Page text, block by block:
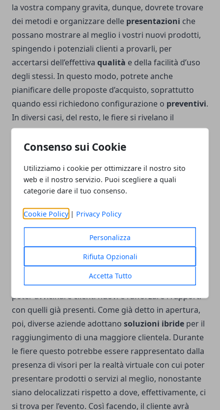
Consenso sui Cookie
Utilizziamo i cookie per ottimizzare il nostro sito
web e il nostro servizio. Puoi scegliere a quali
categorie dare il tuo consenso.
Cookie Policy | Privacy Policy
Personalizza
Rifiuta Opzionali
Accetta Tutto
la vostra company gravita, dunque, dovrete trovare
dei metodi e organizzare delle presentazioni che
possano mostrare al meglio i vostri nuovi prodotti,
spingendo i potenziali clienti a provarli, per
accertarsi dell’effettiva qualità e della facilità d’uso
degli stessi. In questo modo, potrete anche
pianificare delle proposte d’acquisto, soprattutto
quando essi richiedono configurazione o preventivi.
In diversi casi, del resto, le fiere si rivelano il
contesto migliore per poter concludere dei veri e
propri affari o dare inizio a delle collaborazioni,
insomma, durante una fiera si può mostrare
praticamente di tutto. Le
case automobilistiche
durante le fiere relative al mondo degli eventi e dei
matrimoni, le company di settore propongono
ricevimentio veri e propri piani per
impreziosire questa giornata nel migliore dei modi.
Attraverso le dimostrazioni ed il dialogo con la
clientela, le aziende hanno una possibilità in più per
poter avvicinare clienti nuovi e rafforzare i rapporti
con quelli già presenti. Come già detto in apertura,
poi, diverse aziende adottano soluzioni ibride per il
raggiungimento di una maggiore clientela. Durante
le fiere questo potrebbe essere rappresentato dalla
presenza di visori per la realtà virtuale con cui poter
presentare prodotti o servizi al meglio, nonostante
siano delocalizzati rispetto a dove, effettivamente, ci
si trova per l’evento. Così facendo, il cliente avrà